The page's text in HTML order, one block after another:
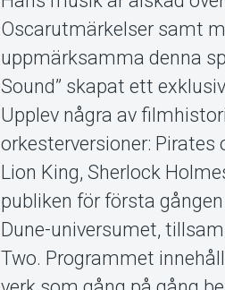
Oscarutmärkelser samt
uppmärksamma denna
Sound” skapat ett
Upplev några av
orkesterversioner: Pirates
Lion King, Sherlock
publiken för första
Dune-universumet,
Two. Programmet